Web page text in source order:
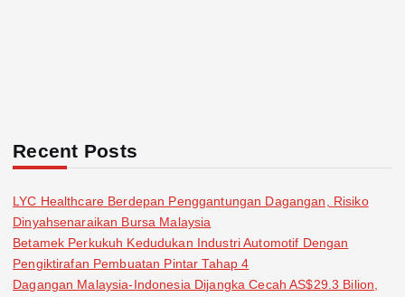
Recent Posts
LYC Healthcare Berdepan Penggantungan Dagangan, Risiko
Dinyahsenaraikan Bursa Malaysia
Betamek Perkukuh Kedudukan Industri Automotif Dengan
Pengiktirafan Pembuatan Pintar Tahap 4
Dagangan Malaysia-Indonesia Dijangka Cecah AS$29.3 Bilion,